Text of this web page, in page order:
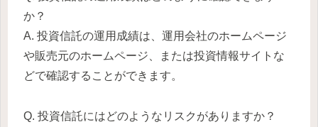
か？
A. 投資信託の運用成績は、運用会社のホームページ
や販売元のホームページ、または投資情報サイトな
どで確認することができます。
Q. 投資信託にはどのようなリスクがありますか？